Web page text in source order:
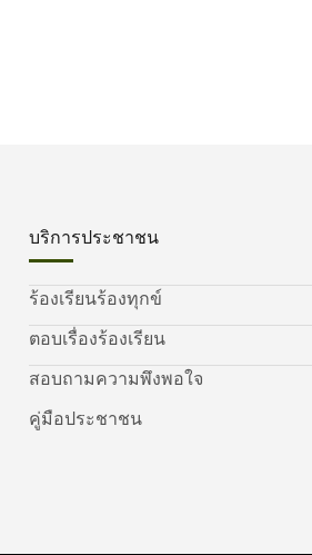
บริการประชาชน
ร้องเรียนร้องทุกข์
ตอบเรื่องร้องเรียน
สอบถามความพึงพอใจ
คู่มือประชาชน